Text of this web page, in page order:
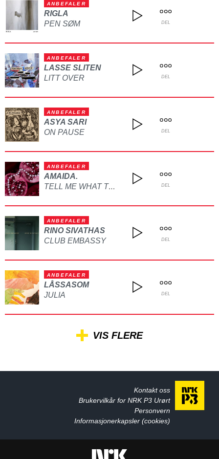
ANBEFALER
RIGLA
PEN SØM
DEL
ANBEFALER
LASSE SLITEN
LITT OVER
DEL
ANBEFALER
ASYA SARI
ON PAUSE
DEL
ANBEFALER
AMAIDA.
TELL ME WHAT TO DO DEL
ANBEFALER
RINO SIVATHAS
CLUB EMBASSY
DEL
ANBEFALER
LÅSSASOM
JULIA
DEL
VIS FLERE
Kontakt oss
Brukervilkår for NRK P3 Urørt
Personvern
Informasjonerkapsler (cookies)